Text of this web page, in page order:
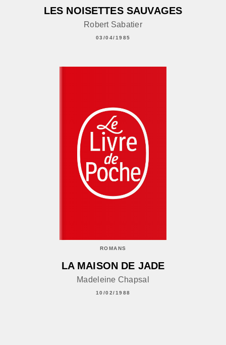
LES NOISETTES SAUVAGES
Robert Sabatier
03/04/1985
ROMANS
LA MAISON DE JADE
Madeleine Chapsal
10/02/1988